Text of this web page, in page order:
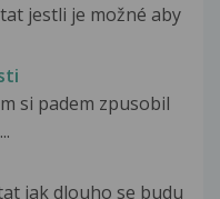
jestli je možné aby
si padem zpusobil
jak dlouho se budu